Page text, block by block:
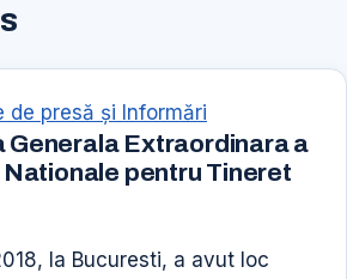
de presă şi Informări
Generala Extraordinara a
Nationale pentru Tineret
la Bucuresti, a avut loc